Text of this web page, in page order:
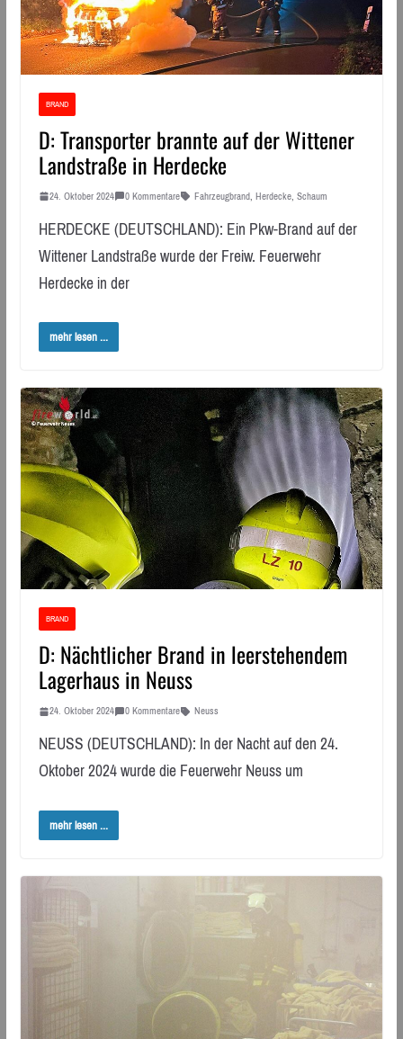
BRAND
D: Transporter brannte auf der Wittener
Landstraße in Herdecke
24. Oktober 2024 0 Kommentare Fahrzeugbrand, Herdecke, Schaum
HERDECKE (DEUTSCHLAND): Ein Pkw-Brand auf der
Wittener Landstraße wurde der Freiw. Feuerwehr
Herdecke in der
mehr lesen ...
BRAND
D: Nächtlicher Brand in leerstehendem
Lagerhaus in Neuss
24. Oktober 2024 0 Kommentare Neuss
NEUSS (DEUTSCHLAND): In der Nacht auf den 24.
Oktober 2024 wurde die Feuerwehr Neuss um
mehr lesen ...